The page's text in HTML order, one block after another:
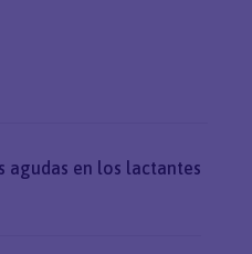
agudas en los lactantes